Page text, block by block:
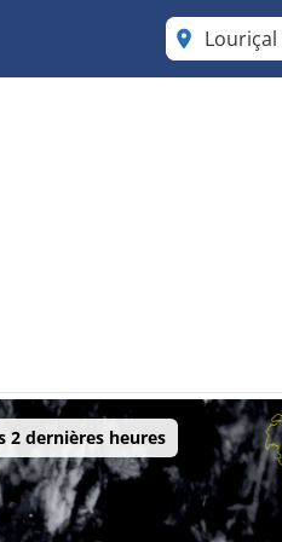
Louriçal
2 dernières heures